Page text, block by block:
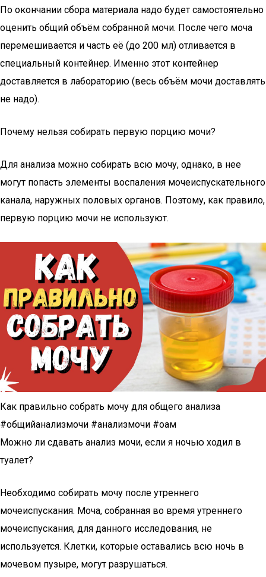
По окончании сбора материала надо будет самостоятельно
оценить общий объём собранной мочи. После чего моча
перемешивается и часть её (до 200 мл) отливается в
специальный контейнер. Именно этот контейнер
доставляется в лабораторию (весь объём мочи доставлять
не надо).
Почему нельзя собирать первую порцию мочи?
Для анализа можно собирать всю мочу, однако, в нее
могут попасть элементы воспаления мочеиспускательного
канала, наружных половых органов. Поэтому, как правило,
первую порцию мочи не используют.
Как правильно собрать мочу для общего анализа
#общийанализмочи #анализмочи #оам
Можно ли сдавать анализ мочи, если я ночью ходил в
туалет?
Необходимо собирать мочу после утреннего
мочеиспускания. Моча, собранная во время утреннего
мочеиспускания, для данного исследования, не
используется. Клетки, которые оставались всю ночь в
мочевом пузыре, могут разрушаться.